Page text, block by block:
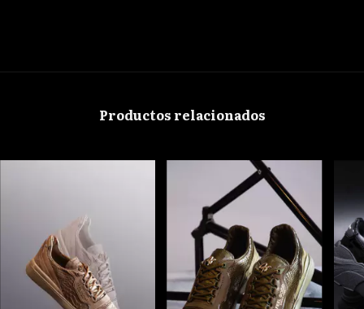
Productos relacionados